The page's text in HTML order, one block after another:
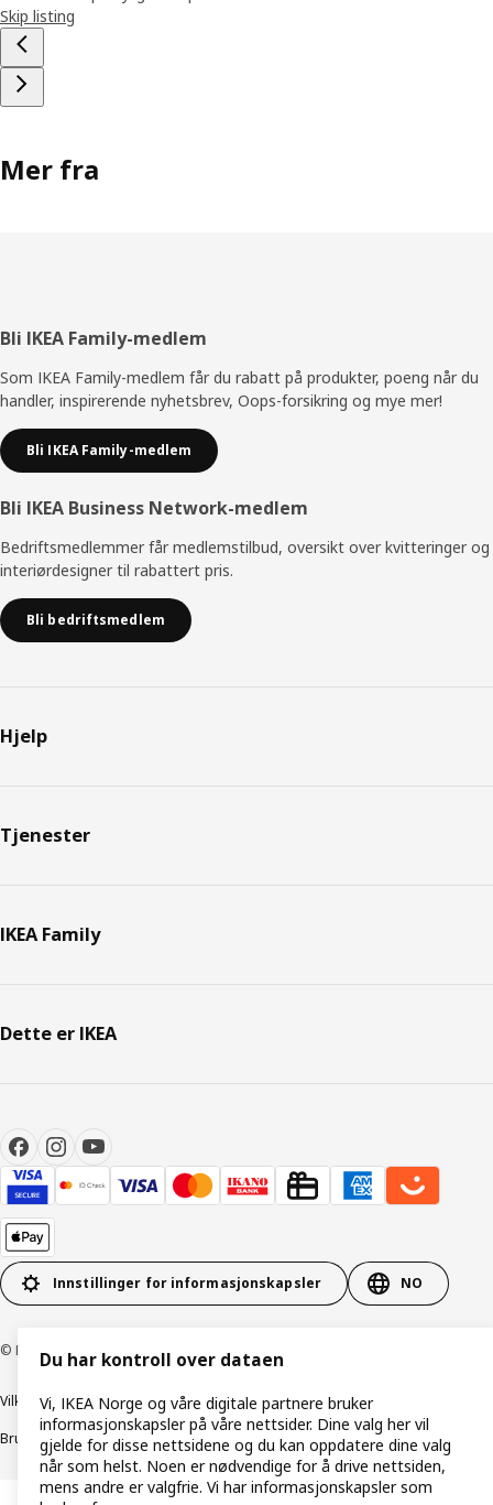
Skip listing
Mer fra
Bunntekst
Bli IKEA Family-medlem
Som IKEA Family-medlem får du rabatt på produkter, poeng når du
handler, inspirerende nyhetsbrev, Oops-forsikring og mye mer!
Bli IKEA Family-medlem
Bli IKEA Business Network-medlem
Bedriftsmedlemmer får medlemstilbud, oversikt over kvitteringer og
interiørdesigner til rabattert pris.
Bli bedriftsmedlem
Hjelp
Tjenester
IKEA Family
Dette er IKEA
Innstillinger for informasjonskapsler NO
© Inter IKEA Systems B.V. 1999–2026
Vilkår og betingelserRetningslinjer for personvern
Bruk av informasjonskapsler (Cookies) Retningslinjer for ansvarlig avsløring
Du har kontroll over dataen
Vi, IKEA Norge og våre digitale partnere bruker
informasjonskapsler på våre nettsider. Dine valg her vil
gjelde for disse nettsidene og du kan oppdatere dine valg
når som helst. Noen er nødvendige for å drive nettsiden,
mens andre er valgfrie. Vi har informasjonskapsler som